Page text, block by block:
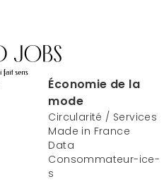
Économie de la
mode
Circularité / Services
Made in France
Data
Consommateur-ice-
s